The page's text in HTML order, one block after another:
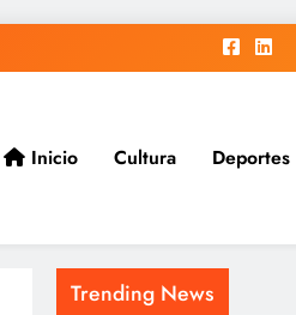
Inicio Cultura Deportes
Trending News